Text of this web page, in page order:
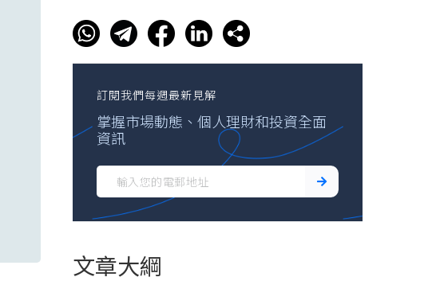
訂閱我們每週最新見解
掌握市場動態、個人理財和投資全面
資訊
文章大綱